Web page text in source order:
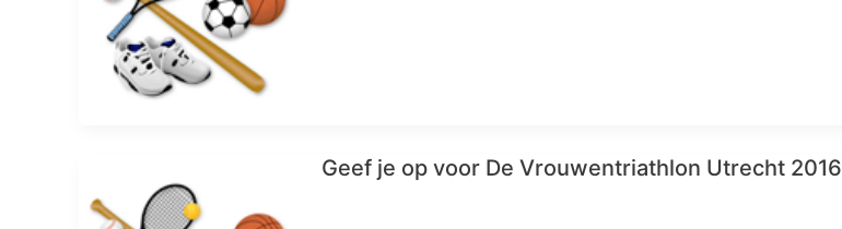
Geef je op voor De Vrouwentriathlon Utrecht 2016